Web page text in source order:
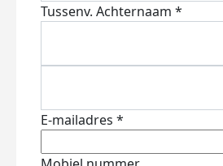
Tussenv. Achternaam *
E-mailadres *